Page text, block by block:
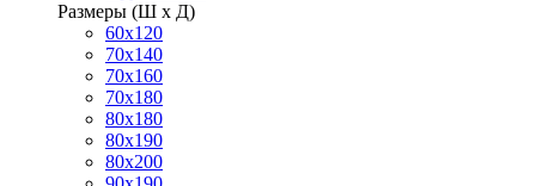
Размеры (Ш х Д)
60х120
70х140
70х160
70х180
80х180
80х190
80х200